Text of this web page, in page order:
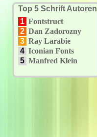
Top 5 Schrift Autoren
1 Fontstruct
2 Dan Zadorozny
3 Ray Larabie
4 Iconian Fonts
5 Manfred Klein